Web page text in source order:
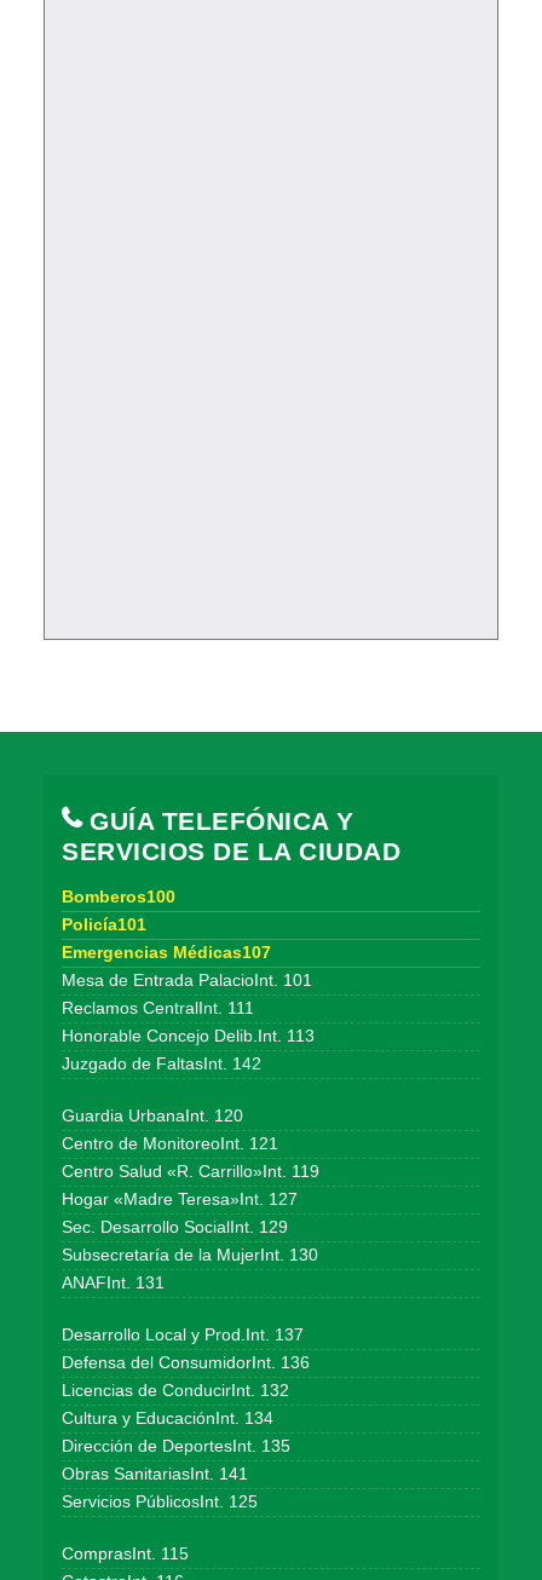
GUÍA TELEFÓNICA Y
SERVICIOS DE LA CIUDAD
Bomberos100
Policía101
Emergencias Médicas107
Mesa de Entrada PalacioInt. 101
Reclamos CentralInt. 111
Honorable Concejo Delib.Int. 113
Juzgado de FaltasInt. 142
Guardia UrbanaInt. 120
Centro de MonitoreoInt. 121
Centro Salud «R. Carrillo»Int. 119
Hogar «Madre Teresa»Int. 127
Sec. Desarrollo SocialInt. 129
Subsecretaría de la MujerInt. 130
ANAFInt. 131
Desarrollo Local y Prod.Int. 137
Defensa del ConsumidorInt. 136
Licencias de ConducirInt. 132
Cultura y EducaciónInt. 134
Dirección de DeportesInt. 135
Obras SanitariasInt. 141
Servicios PúblicosInt. 125
ComprasInt. 115